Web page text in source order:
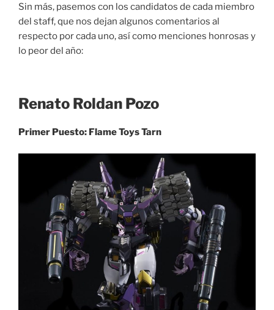
Sin más, pasemos con los candidatos de cada miembro
del staff, que nos dejan algunos comentarios al
respecto por cada uno, así como menciones honrosas y
lo peor del año:
Renato Roldan Pozo
Primer Puesto: Flame Toys Tarn